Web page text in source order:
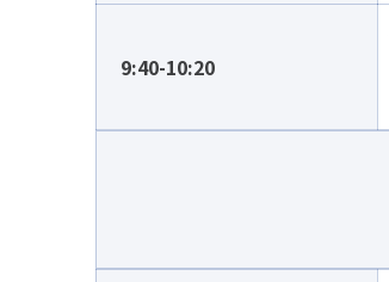
9:40-10:20